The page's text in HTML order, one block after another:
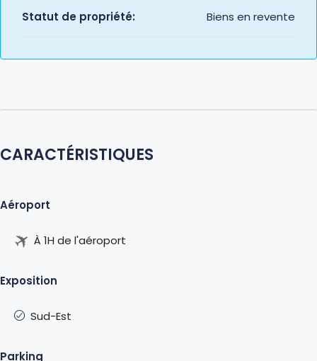
Statut de propriété: Biens en revente
CARACTÉRISTIQUES
Aéroport
À 1H de l'aéroport
Exposition
Sud-Est
Parking